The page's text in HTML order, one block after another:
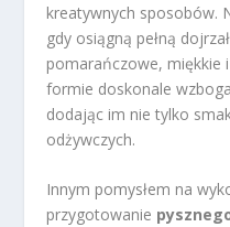
kreatywnych sposobów.
gdy osiągną pełną
pomarańczowe, miękkie
formie doskonale
dodając im nie tylko
odżywczych.
Innym pomysłem na
przygotowanie